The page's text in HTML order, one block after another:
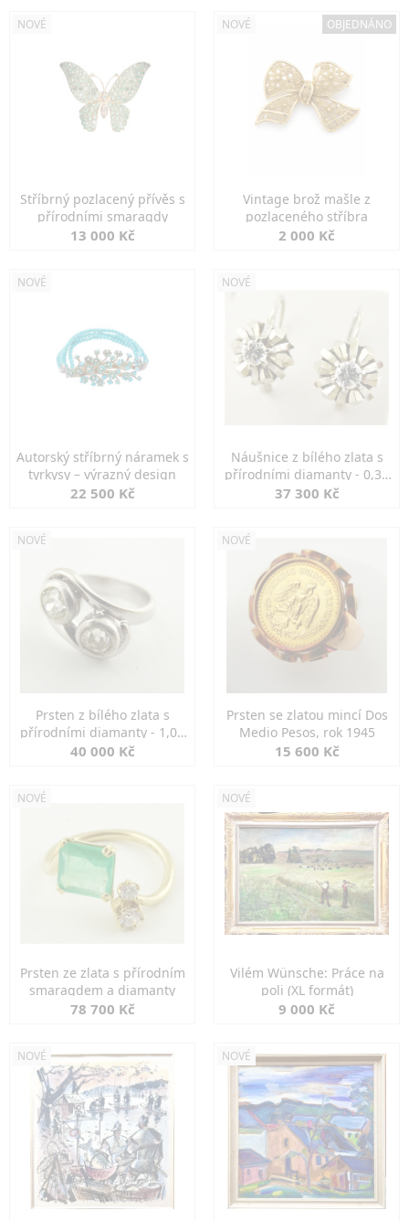
NOVÉ
Stříbrný pozlacený přívěs s
přírodními smaragdy
13 000 Kč
NOVÉ OBJEDNÁNO
Vintage brož mašle z
pozlaceného stříbra
2 000 Kč
NOVÉ
Autorský stříbrný náramek s
tyrkysy – výrazný design
22 500 Kč
NOVÉ
Náušnice z bílého zlata s
přírodními diamanty - 0,30
ct
37 300 Kč
NOVÉ
Prsten z bílého zlata s
přírodními diamanty - 1,00
ct
40 000 Kč
NOVÉ
Prsten se zlatou mincí Dos
Medio Pesos, rok 1945
15 600 Kč
NOVÉ
Prsten ze zlata s přírodním
smaragdem a diamanty
78 700 Kč
NOVÉ
Vilém Wünsche: Práce na
poli (XL formát)
9 000 Kč
NOVÉ NOVÉ